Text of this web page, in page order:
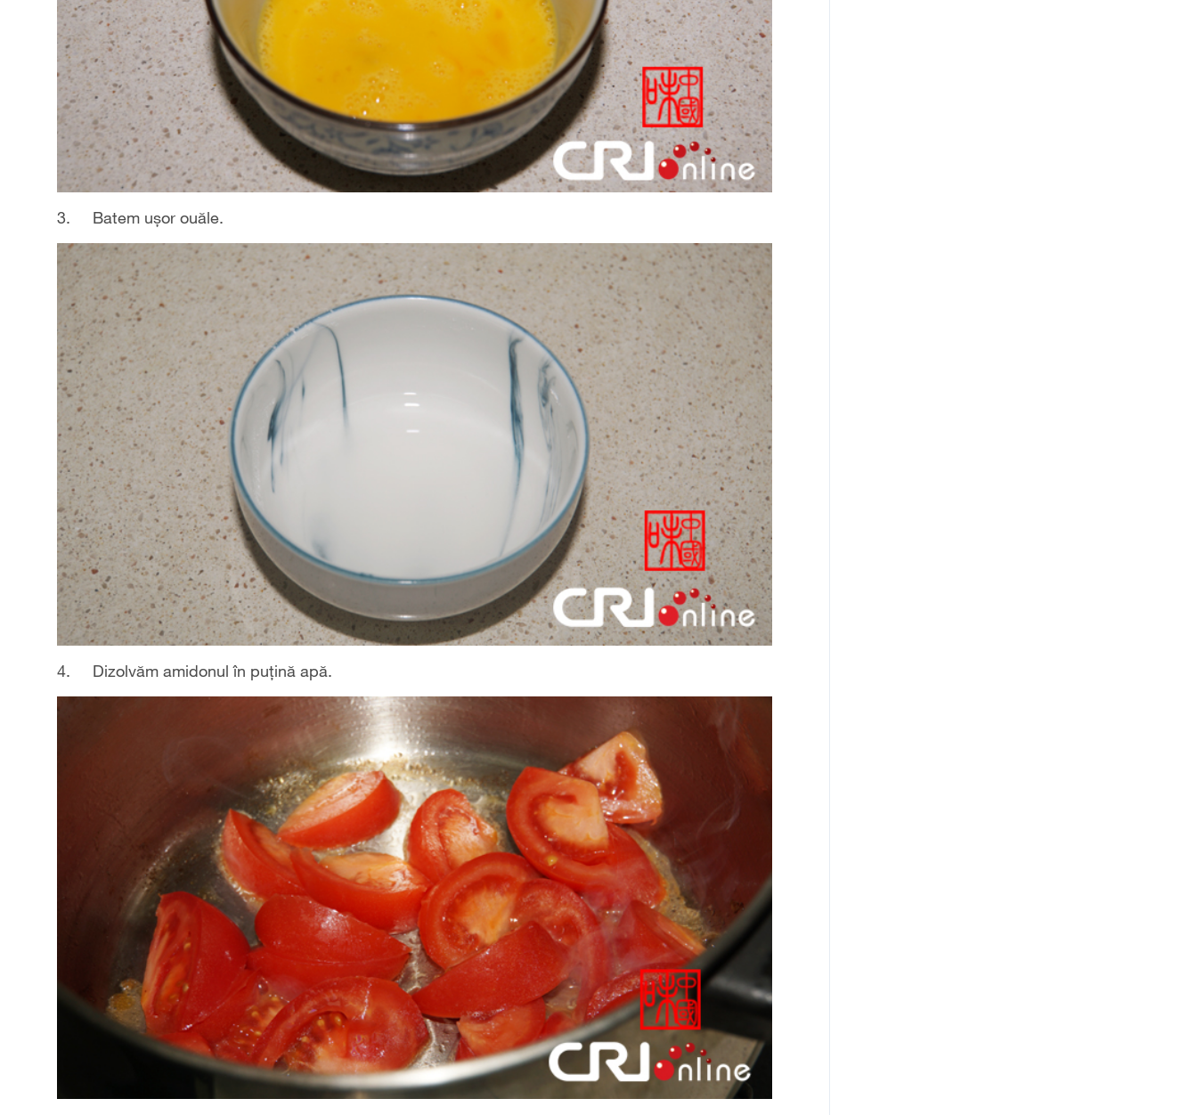
3. Batem ușor ouăle.
4. Dizolvăm amidonul în puțină apă.